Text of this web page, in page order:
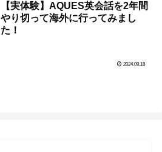
【実体験】AQUES英会話を2年間
やり切って海外に行ってみまし
た！
2024.09.18